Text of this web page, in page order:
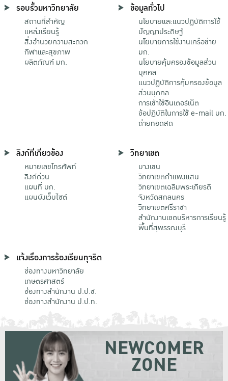
รอบรั้วมหาวิทยาลัย
สถานที่สำคัญ
แหล่งเรียนรู้
สิ่งอำนวยความสะดวก
กีฬาและสุขภาพ
ผลิตภัณฑ์ มก.
ข้อมูลทั่วไป
นโยบายและแนวปฏิบัติการใช้
ปัญญาประดิษฐ์
นโยบายการใช้งานเครือข่าย
มก.
นโยบายคุ้มครองข้อมูลส่วน
บุคคล
แนวปฏิบัติการคุ้มครองข้อมูล
ส่วนบุคคล
การเข้าใช้อินเตอร์เน็ต
ข้อปฏิบัติในการใช้ e-mail มก.
ถ่ายทอดสด
ลิงก์ที่เกี่ยวข้อง
หมายเลขโทรศัพท์
ลิงก์ด่วน
แผนที่ มก.
แผนผังเว็บไซต์
วิทยาเขต
บางเขน
วิทยาเขตกําแพงแสน
วิทยาเขตเฉลิมพระเกียรติ
จังหวัดสกลนคร
วิทยาเขตศรีราชา
สำนักงานเขตบริหารการเรียนรู้
พื้นที่สุพรรณบุรี
แจ้งเรื่องการร้องเรียนทุจริต
ช่องทางมหาวิทยาลัย
เกษตรศาสตร์
ช่องทางสำนักงาน ป.ป.ช.
ช่องทางสำนักงาน ป.ป.ท.
NEWCOMER
ZONE